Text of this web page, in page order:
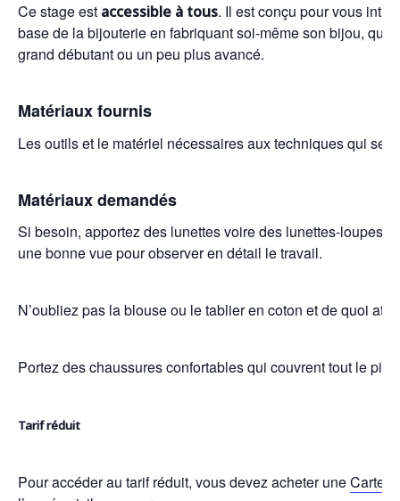
Ce stage est accessible à tous. Il est conçu pour vous
base de la bijouterie en fabriquant soi-même son bijou, que
grand débutant ou un peu plus avancé.
Matériaux fournis
Les outils et le matériel nécessaires aux techniques qui
Matériaux demandés
Si besoin, apportez des lunettes voire des lunettes-loupes
une bonne vue pour observer en détail le travail.
N’oubliez pas la blouse ou le tablier en coton et de quoi
Portez des chaussures confortables qui couvrent tout le
Tarif réduit
Pour accéder au tarif réduit, vous devez acheter uneCarte